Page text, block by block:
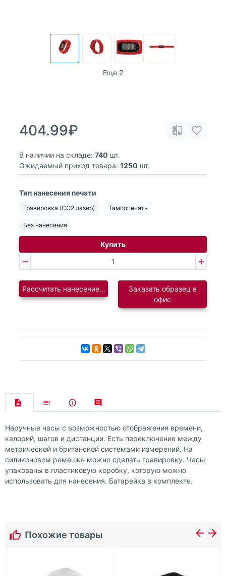
Еще 2
404.99₽
В наличии на складе: 740 шт.
Ожидаемый приход товара: 1250 шт.
Тип нанесения печати
Гравировка (CO2 лазер) Тампопечать
Без нанесения
Купить
Рассчитать нанесение логотипаЗаказать образец в
офис
Наручные часы с возможностью отображения времени,
калорий, шагов и дистанции. Есть переключение между
метрической и британской системами измерений. На
силиконовом ремешке можно сделать гравировку. Часы
упакованы в пластиковую коробку, которую можно
использовать для нанесения. Батарейка в комплекте.
Похожие товары